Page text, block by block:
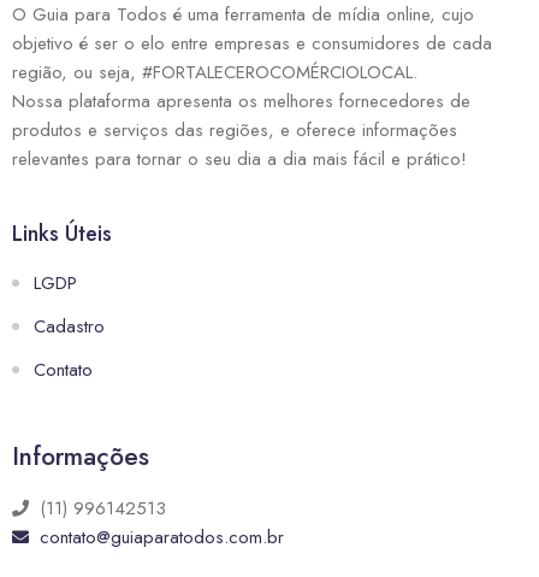
O Guia para Todos é uma ferramenta de mídia online, cujo
objetivo é ser o elo entre empresas e consumidores de cada
região, ou seja, #FORTALECEROCOMÉRCIOLOCAL.
Nossa plataforma apresenta os melhores fornecedores de
produtos e serviços das regiões, e oferece informações
relevantes para tornar o seu dia a dia mais fácil e prático!
Links Úteis
LGDP
Cadastro
Contato
Informações
(11) 996142513
contato@guiaparatodos.com.br